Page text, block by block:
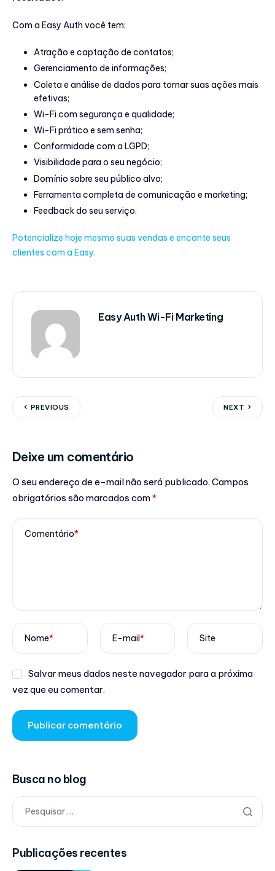
Com a Easy Auth você tem:
Atração e captação de contatos;
Gerenciamento de informações;
Coleta e análise de dados para tornar suas ações mais
efetivas;
Wi-Fi com segurança e qualidade;
Wi-Fi prático e sem senha;
Conformidade com a LGPD;
Visibilidade para o seu negócio;
Domínio sobre seu público alvo;
Ferramenta completa de comunicação e marketing;
Feedback do seu serviço.
Potencialize hoje mesmo suas vendas e encante seus
clientes com a Easy.
Easy Auth Wi-Fi Marketing
PREVIOUS NEXT
Deixe um comentário
O seu endereço de e-mail não será publicado. Campos
obrigatórios são marcados com*
Comentário*
Nome* E-mail* Site
Salvar meus dados neste navegador para a próxima
vez que eu comentar.
Busca no blog
Publicações recentes